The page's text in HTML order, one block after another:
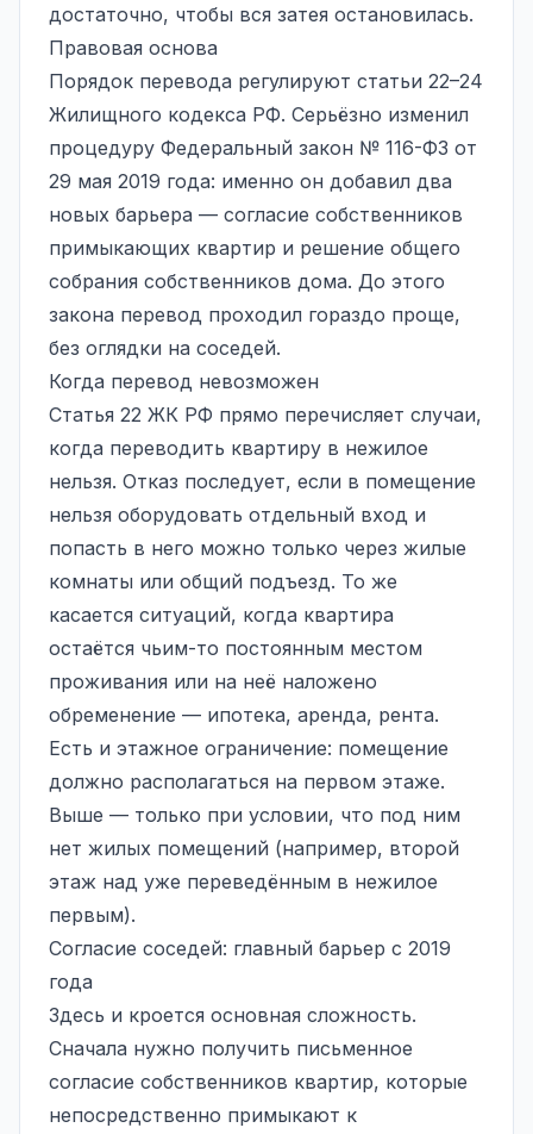
достаточно, чтобы вся затея остановилась.
Правовая основа
Порядок перевода регулируют статьи 22–24
Жилищного кодекса РФ. Серьёзно изменил
процедуру Федеральный закон № 116-ФЗ от
29 мая 2019 года: именно он добавил два
новых барьера — согласие собственников
примыкающих квартир и решение общего
собрания собственников дома. До этого
закона перевод проходил гораздо проще,
без оглядки на соседей.
Когда перевод невозможен
Статья 22 ЖК РФ прямо перечисляет случаи,
когда переводить квартиру в нежилое
нельзя. Отказ последует, если в помещение
нельзя оборудовать отдельный вход и
попасть в него можно только через жилые
комнаты или общий подъезд. То же
касается ситуаций, когда квартира
остаётся чьим-то постоянным местом
проживания или на неё наложено
обременение — ипотека, аренда, рента.
Есть и этажное ограничение: помещение
должно располагаться на первом этаже.
Выше — только при условии, что под ним
нет жилых помещений (например, второй
этаж над уже переведённым в нежилое
первым).
Согласие соседей: главный барьер с 2019
года
Здесь и кроется основная сложность.
Сначала нужно получить письменное
согласие собственников квартир, которые
непосредственно примыкают к